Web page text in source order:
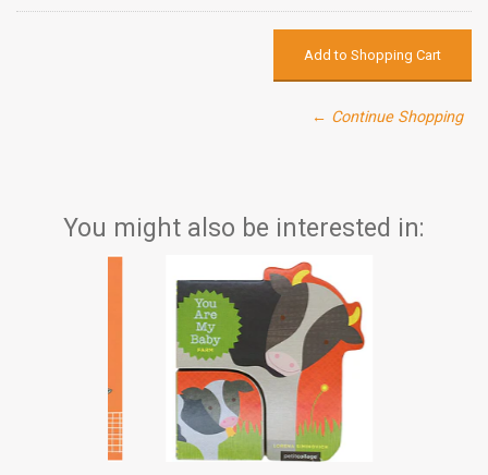
← Continue Shopping
You might also be interested in: